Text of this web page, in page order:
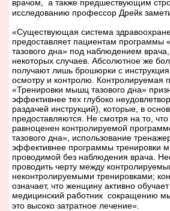
врачом, а также предшествующим
исследованию профессор Дрейк
«Существующая система
предоставляет пациентам программы
тазового дна» под наблюдением
некоторых случаев. Абсолютное же
получают лишь брошюрки с
осмотру и контролю. Контролируемая
«Тренировки мышц тазового дна»
эффективнее тех глубоко
раздачей инструкций), которые, в
предоставляются. Не смотря на то, что
равноценен контролируемой
тазового дна», использование
эффективнее программы тренировки
проводимой без наблюдения врача.
проводить черту между
неконтролируемыми тренировками;
означает, что женщину активно
медицинский работник сокращению
это высоко затратное лечение».